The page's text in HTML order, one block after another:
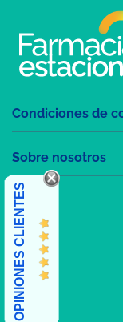
Condiciones de
Sobre nosotros
OPINIONES CLIENTES